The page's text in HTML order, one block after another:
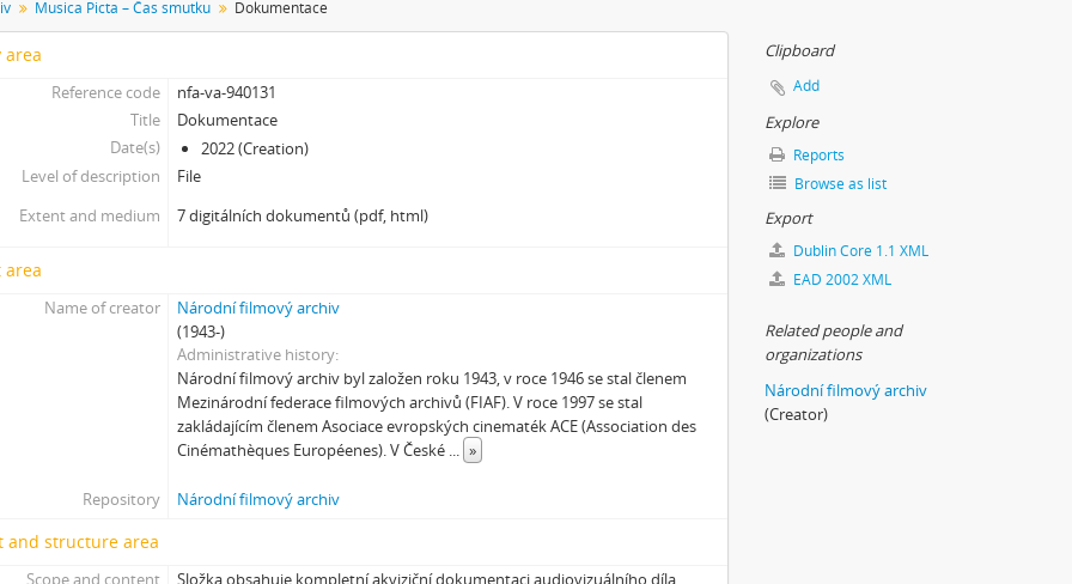
[Subseries] Velká dětská symfonie
[Subseries] Musica Picta – Čas tance
[Subseries] Musica Picta – Čas veselosti
[Subseries] Jednou ráno
[Subseries] Magnety
[Subseries] Wet Video
[Subseries] Muránská Zdychava
[Subseries] O velikosti významu
[Subseries] Dead or Alive 2
[Subseries] Hortvs Winariencis Mayrav
[Subseries] Somnia Molitori / Miller’s visions
[Subseries] Tvář
[Subseries] Kontrasty života
Musica Picta – Čas smutku Dokumentace
area
Reference code
nfa-va-940131
Title
Dokumentace
Date(s)
2022 (Creation)
Level of description
File
Extent and medium
7 digitálních dokumentů (pdf, html)
area
Name of creator
Národní filmový archiv
(1943-)
Administrative history
Národní filmový archiv byl založen roku 1943, v roce 1946 se stal členem
Mezinárodní federace filmových archivů (FIAF). V roce 1997 se stal
zakládajícím členem Asociace evropských cinematék ACE (Association des
Cinémathèques Européenes). V České ... »
Repository Národní filmový archiv
and structure area
Scope and content Složka obsahuje kompletní akviziční dokumentaci audiovizuálního díla
Clipboard
Add
Explore
Reports
Browse as list
Export
Dublin Core 1.1 XML
EAD 2002 XML
Related people and
organizations
Národní filmový archiv
(Creator)